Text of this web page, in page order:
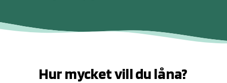
Hur mycket vill du låna?